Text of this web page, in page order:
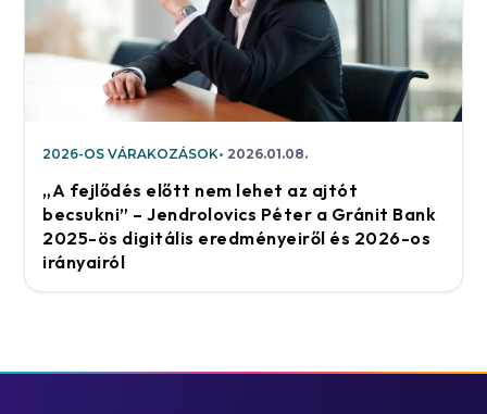
2026-OS VÁRAKOZÁSOK 2026.01.08.
„A fejlődés előtt nem lehet az ajtót
becsukni” – Jendrolovics Péter a Gránit Bank
2025-ös digitális eredményeiről és 2026-os
irányairól